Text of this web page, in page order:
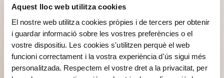
Aquest lloc web utilitza cookies
El nostre web utilitza cookies pròpies i de tercers per obtenir
i guardar informació sobre les vostres preferències o el
vostre dispositiu. Les cookies s'utilitzen perquè el web
funcioni correctament i la vostra experiència d'ús sigui més
personalitzada. Respectem el vostre dret a la privacitat, per